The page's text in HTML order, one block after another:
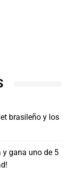
brasileño y los
y gana uno de 5